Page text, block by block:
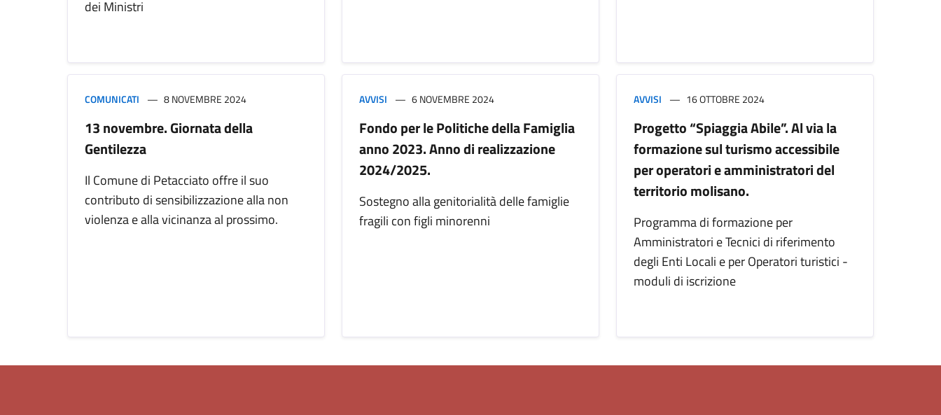
dei Ministri
COMUNICATI 8 NOVEMBRE 2024
13 novembre. Giornata della
Gentilezza
Il Comune di Petacciato offre il suo
contributo di sensibilizzazione alla non
violenza e alla vicinanza al prossimo.
AVVISI 6 NOVEMBRE 2024
Fondo per le Politiche della Famiglia
anno 2023. Anno di realizzazione
2024/2025.
Sostegno alla genitorialità delle famiglie
fragili con figli minorenni
AVVISI 16 OTTOBRE 2024
Progetto “Spiaggia Abile”. Al via la
formazione sul turismo accessibile
per operatori e amministratori del
territorio molisano.
Programma di formazione per
Amministratori e Tecnici di riferimento
degli Enti Locali e per Operatori turistici -
moduli di iscrizione